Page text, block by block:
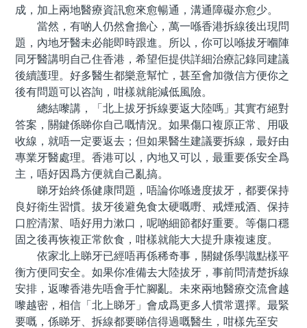
成，加上兩地醫療資訊愈來愈暢通，溝通障礙亦愈少。
當然，有啲人仍然會擔心，萬一喺香港拆線後出現問
題，內地牙醫未必能即時跟進。所以，你可以喺拔牙嗰陣
同牙醫講明自己住香港，希望佢提供詳細治療記錄同建議
後續護理。好多醫生都樂意幫忙，甚至會加微信方便你之
後有問題可以咨詢，咁樣就能減低風險。
總結嚟講，「北上拔牙拆線要返大陸嗎」其實冇絕對
答案，關鍵係睇你自己嘅情況。如果傷口複原正常、用吸
收線，就唔一定要返去；但如果醫生建議要拆線，最好由
專業牙醫處理。香港可以，內地又可以，最重要係安全爲
主，唔好因爲方便就自己亂搞。
睇牙始終係健康問題，唔論你喺邊度拔牙，都要保持
良好衛生習慣。拔牙後避免食太硬嘅嘢、戒煙戒酒、保持
口腔清潔、唔好用力漱口，呢啲細節都好重要。等傷口穩
固之後再恢複正常飲食，咁樣就能大大提升康複速度。
依家北上睇牙已經唔再係稀奇事，關鍵係學識點樣平
衡方便同安全。如果你准備去大陸拔牙，事前問清楚拆線
安排，返嚟香港先唔會手忙腳亂。未來兩地醫療交流會越
嚟越密，相信「北上睇牙」會成爲更多人慣常選擇。最緊
要嘅，係睇牙、拆線都要睇信得過嘅醫生，咁樣先至安